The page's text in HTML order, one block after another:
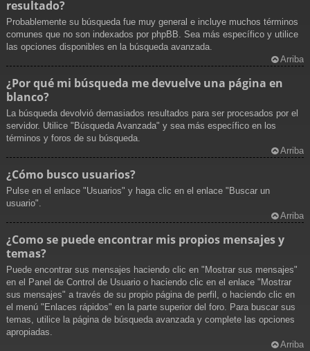
resultado?
Probablemente su búsqueda fue muy general e incluye muchos términos
comunes que no son indexados por phpBB. Sea más específico y utilice
las opciones disponibles en la búsqueda avanzada.
Arriba
¿Por qué mi búsqueda me devuelve una página en
blanco?
La búsqueda devolvió demasiados resultados para ser procesados por el
servidor. Utilice "Búsqueda Avanzada" y sea más específico en los
términos y foros de su búsqueda.
Arriba
¿Cómo busco usuarios?
Pulse en el enlace "Usuarios" y haga clic en el enlace "Buscar un
usuario".
Arriba
¿Como se puede encontrar mis propios mensajes y
temas?
Puede encontrar sus mensajes haciendo clic en "Mostrar sus mensajes"
en el Panel de Control de Usuario o haciendo clic en el enlace "Mostrar
sus mensajes" a través de su propio página de perfil, o haciendo clic en
el menú "Enlaces rápidos" en la parte superior del foro. Para buscar sus
temas, utilice la página de búsqueda avanzada y complete las opciones
apropiadas.
Arriba